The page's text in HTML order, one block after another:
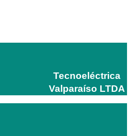
Tecnoeléctrica
Valparaíso LTDA